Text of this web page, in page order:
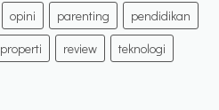
opini parenting
pendidikan
properti review
teknologi